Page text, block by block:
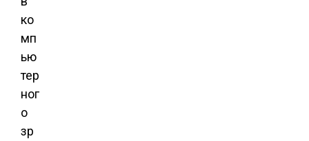
ко
мп
ью
тер
ног
о
зр